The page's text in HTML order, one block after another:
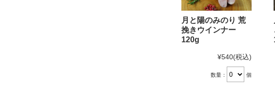
月と陽のみのり 荒
挽きウインナー
120g
¥540(税込)
数量： 個